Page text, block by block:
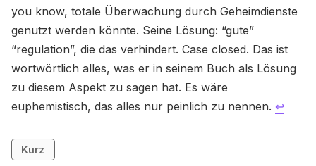
you know, totale Überwachung durch Geheimdienste
genutzt werden könnte. Seine Lösung: “gute”
“regulation”, die das verhindert. Case closed. Das ist
wortwörtlich alles, was er in seinem Buch als Lösung
zu diesem Aspekt zu sagen hat. Es wäre
euphemistisch, das alles nur peinlich zu nennen. ↩
Kurz